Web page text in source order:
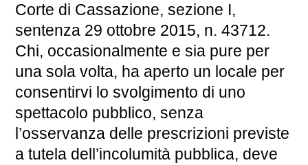
Corte di Cassazione, sezione I,
sentenza 29 ottobre 2015, n. 43712.
Chi, occasionalmente e sia pure per
una sola volta, ha aperto un locale per
consentirvi lo svolgimento di uno
spettacolo pubblico, senza
l’osservanza delle prescrizioni previste
a tutela dell’incolumità pubblica, deve